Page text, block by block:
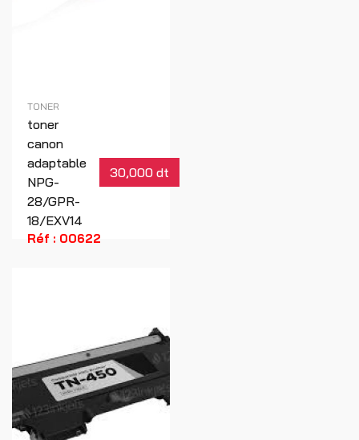
TONER
toner
canon
adaptable
NPG-
28/GPR-
18/EXV14
30,000 dt
Réf : 00622